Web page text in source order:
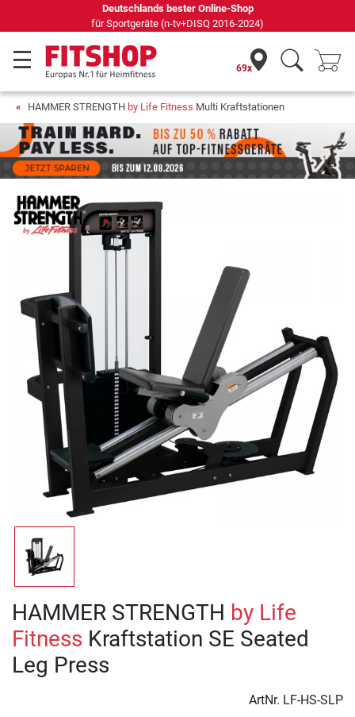
Seit 42 Jahren Ihr Experte für Heimfitness
69x
HAMMER STRENGTH by Life Fitness Multi Kraftstationen
HAMMER STRENGTH by Life
Fitness Kraftstation SE Seated
Leg Press
ArtNr. LF-HS-SLP